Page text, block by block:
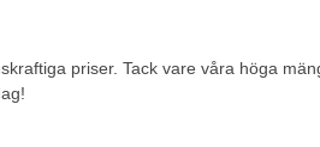
priser. Tack vare våra höga